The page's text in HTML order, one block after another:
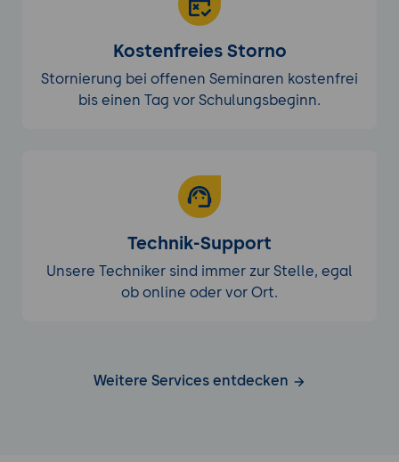
Kostenfreies Storno
Stornierung bei offenen Seminaren kostenfrei
bis einen Tag vor Schulungsbeginn.
Technik-Support
Unsere Techniker sind immer zur Stelle, egal
ob online oder vor Ort.
Weitere Services entdecken